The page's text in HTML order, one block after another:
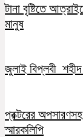
টানা বৃষ্টিতে
মানুষ
জুলাই বিপ্লবী শহীদ
প্রক্টরের
স্মারকলিপি